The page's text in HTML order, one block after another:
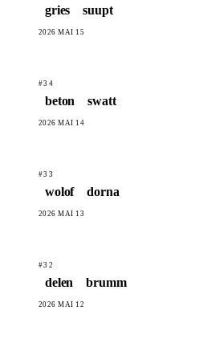
gries suupt
2026 MAI 15
#34
beton swatt
2026 MAI 14
#33
wolof dorna
2026 MAI 13
#32
delen brumm
2026 MAI 12